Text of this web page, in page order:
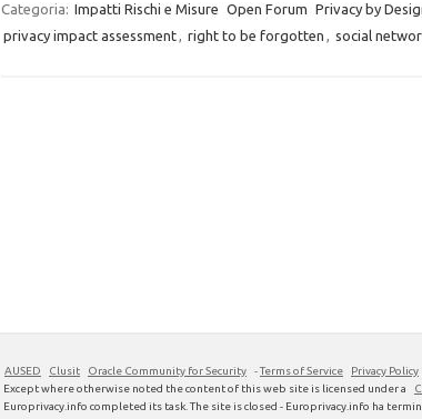
Categoria: Impatti Rischi e Misure Open Forum Privacy by
privacy impact assessment, right to be forgotten , social
AUSED Clusit Oracle Community for Security -Terms of Service Privacy Policy
Except where otherwise noted the content of this web site is licensed under a
Europrivacy.info completed its task. The site is closed - Europrivacy.info ha